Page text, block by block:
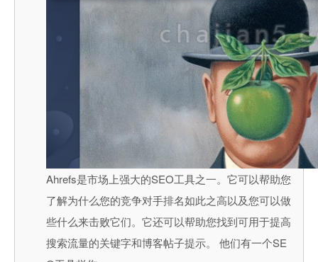
Ahrefs是市场上强大的SEO工具之一。它可以帮助您
了解为什么您的竞争对手排名如此之高以及您可以做
些什么来击败它们。它还可以帮助您找到可用于提高
搜索流量的关键字和博客帖子提示。 他们有一个SE